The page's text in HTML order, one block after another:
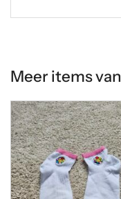
Meer items van